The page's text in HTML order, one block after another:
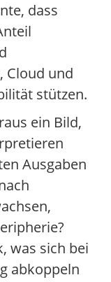
dass
Cloud und
stützen.
ein Bild,
Ausgaben
was sich bei
abkoppeln